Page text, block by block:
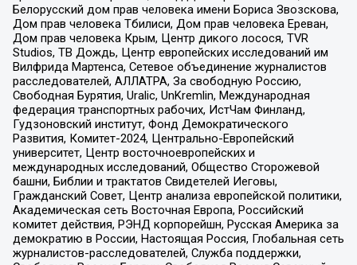
Белорусский дом прав человека имени Бориса Звозскова,
Дом прав человека Тбилиси, Дом прав человека Ереван,
Дом прав человека Крым, Центр дикого лосося, TVR
Studios, ТВ Дождь, Центр европейских исследований им
Вилфрида Мартенса, Сетевое объединение журналистов
расследователей, АЛЛАТРА, За свободную Россию,
Свободная Бурятия, Uralic, UnKremlin, Международная
федерация транспортных рабочих, ИстЧам Финланд,
Гудзоновский институт, Фонд Демократического
Развития, Комитет-2024, Центрально-Европейский
университет, Центр восточноевропейских и
международных исследований, Общество Сторожевой
башни, Библии и трактатов Свидетелей Иеговы,
Гражданский Совет, Центр анализа европейской политики,
Академическая сеть Восточная Европа, Российский
комитет действия, РЭНД корпорейшн, Русская Америка за
демократию в России, Настоящая Россия, Глобальная сеть
журналистов-расследователей, Служба поддержки,